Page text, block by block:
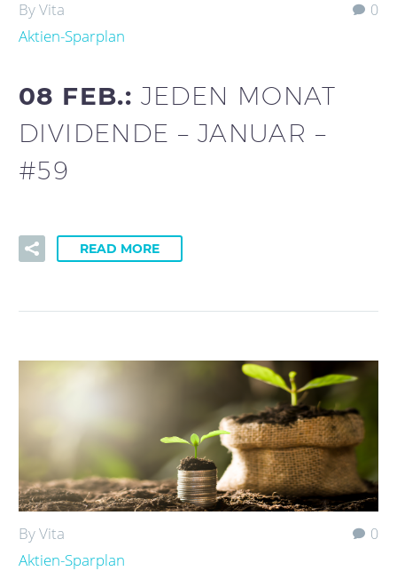
0
By Vita
Aktien-Sparplan
08 FEB.: JEDEN MONAT
DIVIDENDE – JANUAR –
#59
READ MORE
0
By Vita
Aktien-Sparplan